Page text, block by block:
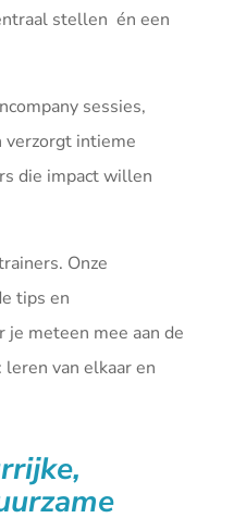
stellen én een
sessies,
verzorgt intieme
die impact willen
Onze
tips en
je meteen mee aan de
van elkaar en